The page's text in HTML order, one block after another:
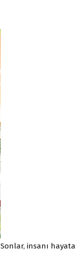
Sonlar, insanı hayata